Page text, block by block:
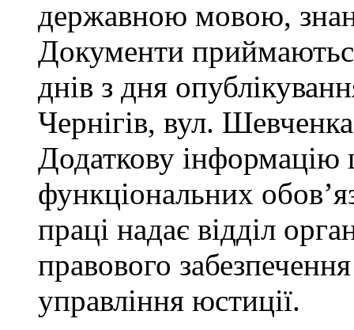
державною мовою,
Документи
днів з дня
Чернігів, вул.
Додаткову
функціональних
праці надає відділ
правового
управління юстиції.